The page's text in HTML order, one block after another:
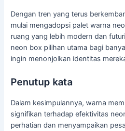
Dengan tren yang terus
mulai mengadopsi palet warna
ruang yang lebih modern dan
neon box pilihan utama bagi
ingin menonjolkan identitas
Penutup kata
Dalam kesimpulannya, warna
signifikan terhadap efektivitas
perhatian dan menyampaikan